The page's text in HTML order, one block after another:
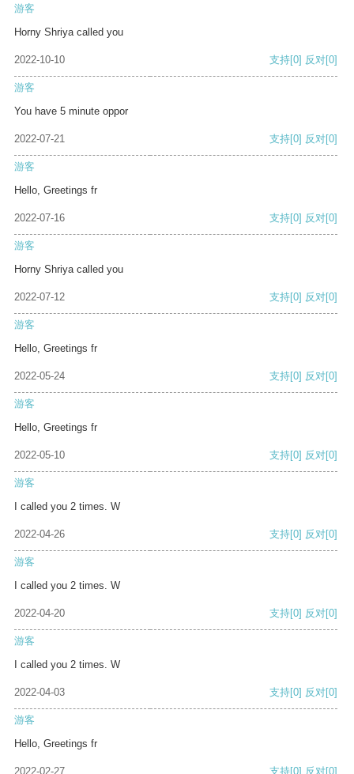
游客
Horny Shriya called you
2022-10-10 支持[0] 反对[0]
游客
You have 5 minute oppor
2022-07-21 支持[0] 反对[0]
游客
Hello, Greetings fr
2022-07-16 支持[0] 反对[0]
游客
Horny Shriya called you
2022-07-12 支持[0] 反对[0]
游客
Hello, Greetings fr
2022-05-24 支持[0] 反对[0]
游客
Hello, Greetings fr
2022-05-10 支持[0] 反对[0]
游客
I called you 2 times. W
2022-04-26 支持[0] 反对[0]
游客
I called you 2 times. W
2022-04-20 支持[0] 反对[0]
游客
I called you 2 times. W
2022-04-03 支持[0] 反对[0]
游客
Hello, Greetings fr
2022-02-27 支持[0] 反对[0]